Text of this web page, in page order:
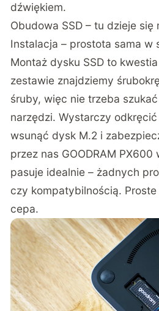
dźwiękiem.
Obudowa SSD – tu dzieje się
Instalacja – prostota sama w
Montaż dysku SSD to
zestawie znajdziemy
śruby, więc nie trzeba
narzędzi. Wystarczy
wsunąć dysk M.2 i
przez nas GOODRAM PX600
pasuje idealnie – żadnych
czy kompatybilnością.
cepa.